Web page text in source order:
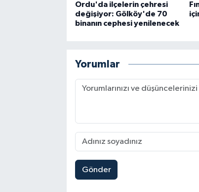
Ordu'da ilçelerin çehresi
değişiyor: Gölköy'de 70
binanın cephesi yenilenecek
Yorumlar
Gönder